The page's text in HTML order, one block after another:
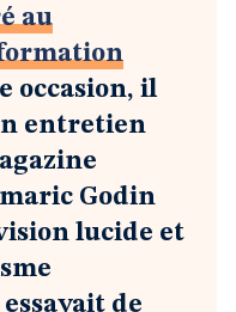
au
occasion, il
entretien
Godin
lucide et
de